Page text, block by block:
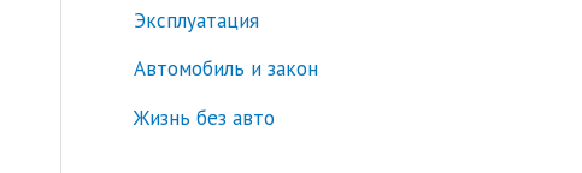
Эксплуатация
Автомобиль и закон
Жизнь без авто